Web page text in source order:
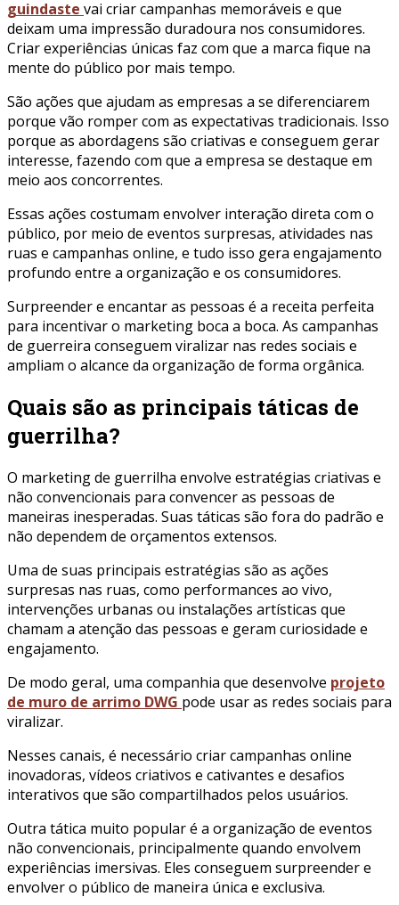
guindaste vai criar campanhas memoráveis e que
deixam uma impressão duradoura nos consumidores.
Criar experiências únicas faz com que a marca fique na
mente do público por mais tempo.
São ações que ajudam as empresas a se diferenciarem
porque vão romper com as expectativas tradicionais. Isso
porque as abordagens são criativas e conseguem gerar
interesse, fazendo com que a empresa se destaque em
meio aos concorrentes.
Essas ações costumam envolver interação direta com o
público, por meio de eventos surpresas, atividades nas
ruas e campanhas online, e tudo isso gera engajamento
profundo entre a organização e os consumidores.
Surpreender e encantar as pessoas é a receita perfeita
para incentivar o marketing boca a boca. As campanhas
de guerreira conseguem viralizar nas redes sociais e
ampliam o alcance da organização de forma orgânica.
Quais são as principais táticas de
guerrilha?
O marketing de guerrilha envolve estratégias criativas e
não convencionais para convencer as pessoas de
maneiras inesperadas. Suas táticas são fora do padrão e
não dependem de orçamentos extensos.
Uma de suas principais estratégias são as ações
surpresas nas ruas, como performances ao vivo,
intervenções urbanas ou instalações artísticas que
chamam a atenção das pessoas e geram curiosidade e
engajamento.
De modo geral, uma companhia que desenvolve projeto
de muro de arrimo DWG pode usar as redes sociais para
viralizar.
Nesses canais, é necessário criar campanhas online
inovadoras, vídeos criativos e cativantes e desafios
interativos que são compartilhados pelos usuários.
Outra tática muito popular é a organização de eventos
não convencionais, principalmente quando envolvem
experiências imersivas. Eles conseguem surpreender e
envolver o público de maneira única e exclusiva.